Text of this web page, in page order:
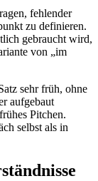
fehlender
zu definieren.
gebraucht wird,
von „im
sehr früh, ohne
aufgebaut
Pitchen.
selbst als in